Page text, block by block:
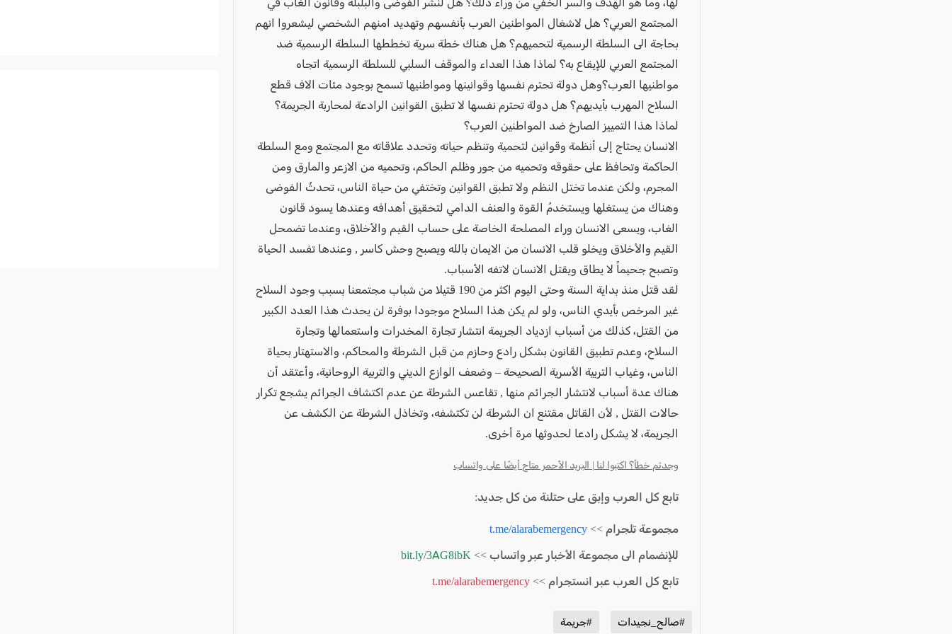
المجتمع العربي؟ هل لاشغال المواطنين العرب بأنفسهم وتهديد امنهم الشخصي ليشعروا انهم
بحاجة الى السلطة الرسمية لتحميهم؟ هل هناك خطة سرية تخططها السلطة الرسمية ضد
المجتمع العربي للإيقاع به؟ لماذا هذا العداء والموقف السلبي للسلطة الرسمية اتجاه
مواطنيها العرب؟وهل دولة تحترم نفسها وقوانينها ومواطنيها تسمح بوجود مئات الاف قطع
السلاح المهرب بأيديهم؟ هل دولة تحترم نفسها لا تطبق القوانين الرادعة لمحاربة الجريمة؟
لماذا هذا التمييز الصارخ ضد المواطنين العرب؟
الانسان يحتاج إلى أنظمة وقوانين لتحمية وتنظم حياته وتحدد علاقاته مع المجتمع ومع السلطة
الحاكمة وتحافظ على حقوقه وتحميه من جور وظلم الحاكم، وتحميه من الازعر والمارق ومن
المجرم، ولكن عندما تختل النظم ولا تطبق القوانين وتختفي من حياة الناس، تحدثُ الفوضى
وهناك من يستغلها ويستخدمُ القوة والعنف الدامي لتحقيق أهدافه وعندها يسود قانون
الغاب، ويسعى الانسان وراء المصلحة الخاصة على حساب القيم والأخلاق، وعندما تضمحل
القيم والأخلاق ويخلو قلب الانسان من الايمان بالله ويصبح وحش كاسر , وعندها تفسد الحياة
وتصبح جحيماً لا يطاق ويقتل الانسان لاتفه الأسباب.
لقد قتل منذ بداية السنة وحتى اليوم اكثر من 190 قتيلا من شباب مجتمعنا بسبب وجود السلاح
غير المرخص بأيدي الناس، ولو لم يكن هذا السلاح موجودا بوفرة لن يحدث هذا العدد الكبير
من القتل، كذلك من أسباب ازدياد الجريمة انتشار تجارة المخدرات واستعمالها وتجارة
السلاح، وعدم تطبيق القانون بشكل رادع وحازم من قبل الشرطة والمحاكم، والاستهتار بحياة
الناس، وغياب التربية الأسرية الصحيحة – وضعف الوازع الديني والتربية الروحانية، وأعتقد أن
هناك عدة أسباب لانتشار الجرائم منها , تقاعس الشرطة عن عدم اكتشاف الجرائم يشجع تكرار
حالات القتل , لأن القاتل مقتنع ان الشرطة لن تكتشفه، وتخاذل الشرطة عن الكشف عن
الجريمة، لا يشكل رادعا لحدوثها مرة أخرى.
وجدتم خطأ؟ اكتبوا لنا | البريد الأحمر متاح أيضًا على واتساب
تابع كل العرب وإبق على حتلنة من كل جديد:
مجموعة تلجرام >> t.me/alarabemergency
للإنضمام الى مجموعة الأخبار عبر واتساب >> bit.ly/3AG8ibK
تابع كل العرب عبر انستجرام >> t.me/alarabemergency
#صالح_نجيدات #جريمة